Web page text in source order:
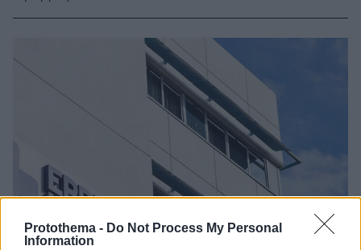
Protothema - Do Not Process My Personal
Information